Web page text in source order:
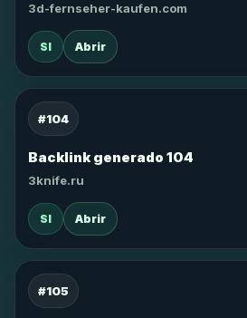
3d-fernseher-kaufen.com
SI Abrir
#104
Backlink generado 104
3knife.ru
SI Abrir
#105